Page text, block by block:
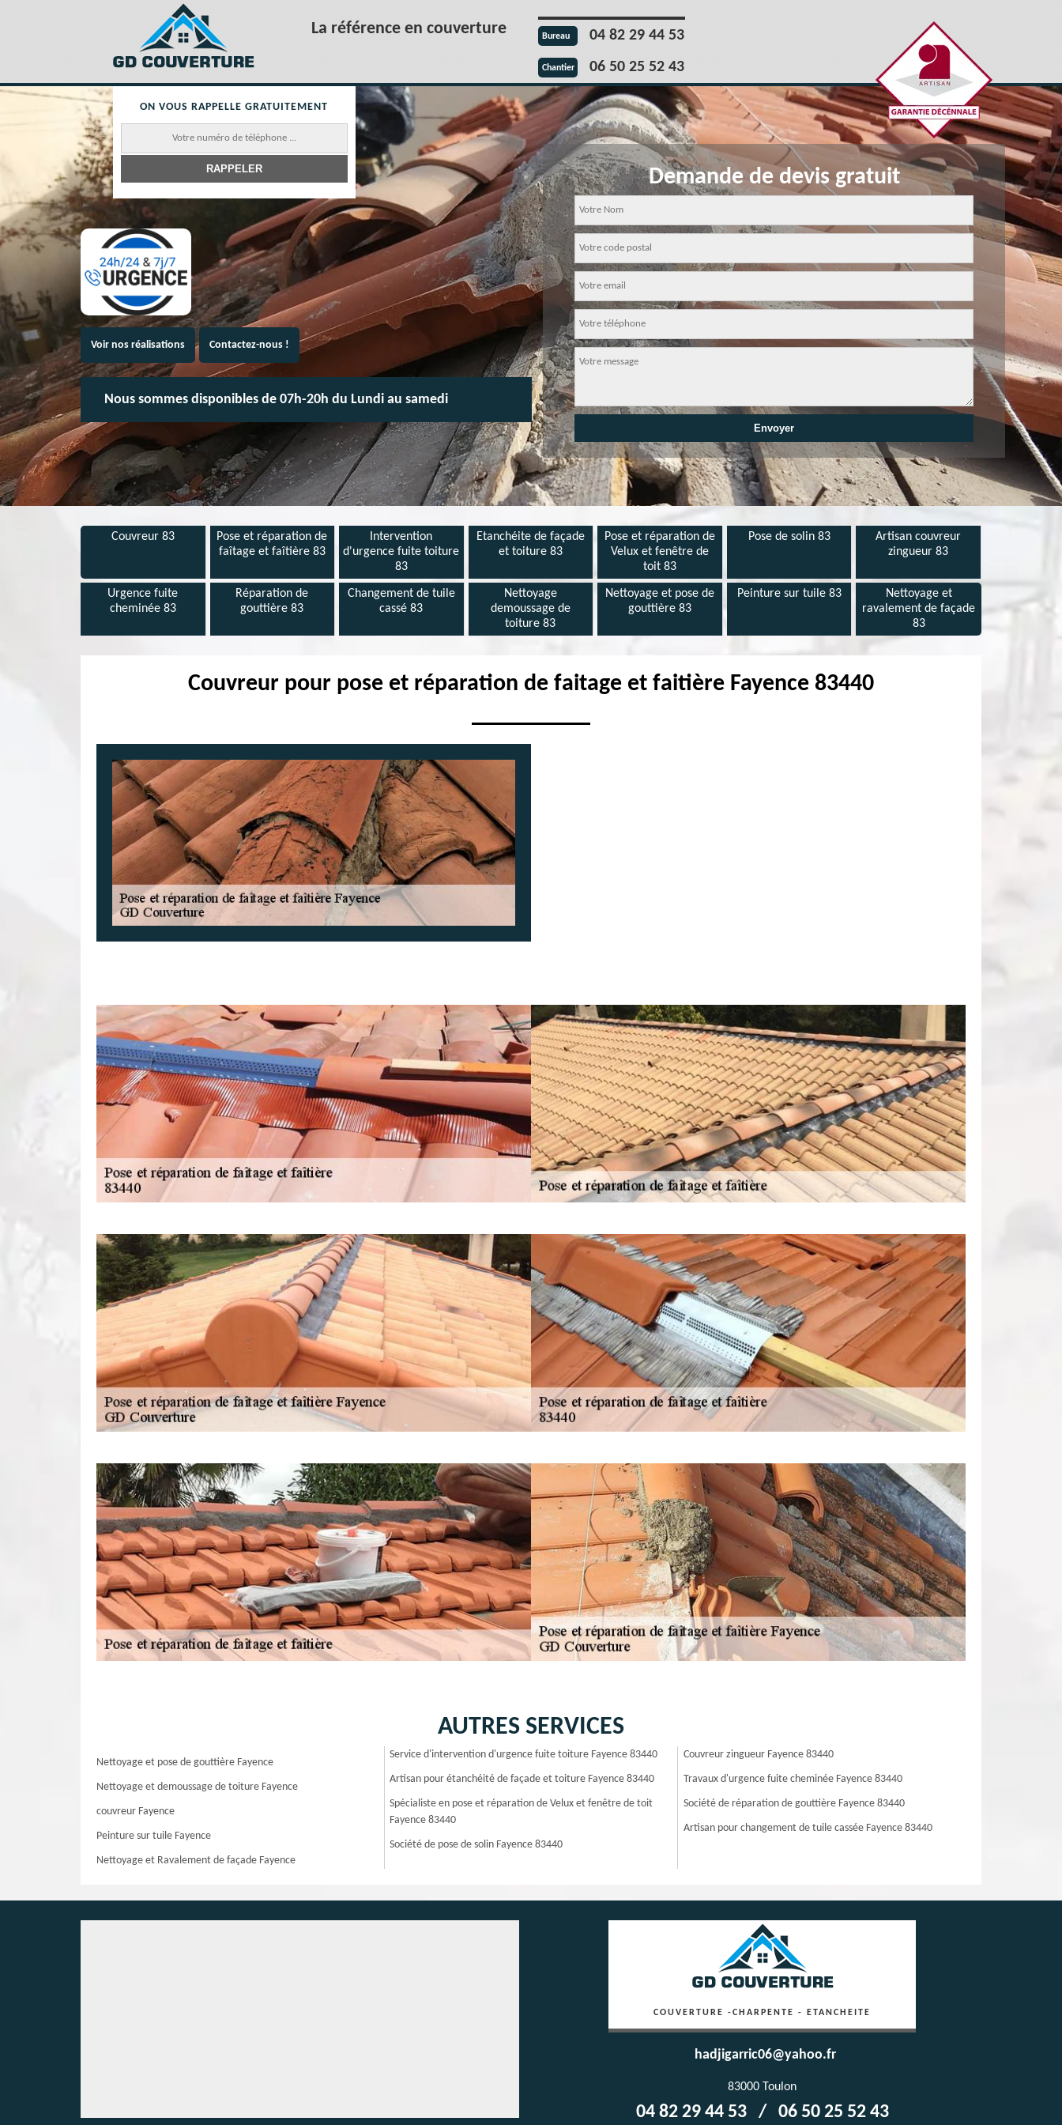
La référence en couverture Bureau 04 82 29 44 53
Chantier 06 50 25 52 43
Voir nos réalisations Contactez-nous !
Nous sommes disponibles de 07h-20h du Lundi au samedi
Demande de devis gratuit
ON VOUS RAPPELLE GRATUITEMENT
Couvreur 83
Pose et réparation de
faîtage et faîtière 83
Intervention
d'urgence fuite toiture
83
Etanchéite de façade
et toiture 83
Pose et réparation de
Velux et fenêtre de
toit 83
Pose de solin 83
Artisan couvreur
zingueur 83
Urgence fuite
cheminée 83
Réparation de
gouttière 83
Changement de tuile
cassé 83
Nettoyage
demoussage de
toiture 83
Nettoyage et pose de
gouttière 83
Peinture sur tuile 83
Nettoyage et
ravalement de façade
83
Couvreur pour pose et réparation de faitage et faitière Fayence 83440
AUTRES SERVICES
Nettoyage et pose de gouttière Fayence
Nettoyage et demoussage de toiture Fayence
couvreur Fayence
Peinture sur tuile Fayence
Nettoyage et Ravalement de façade Fayence
Service d'intervention d'urgence fuite toiture Fayence 83440
Artisan pour étanchéité de façade et toiture Fayence 83440
Spécialiste en pose et réparation de Velux et fenêtre de toit
Fayence 83440
Société de pose de solin Fayence 83440
Couvreur zingueur Fayence 83440
Travaux d'urgence fuite cheminée Fayence 83440
Société de réparation de gouttière Fayence 83440
Artisan pour changement de tuile cassée Fayence 83440
COUVERTURE -CHARPENTE - ETANCHEITE
hadjigarric06@yahoo.fr
83000 Toulon
04 82 29 44 53 / 06 50 25 52 43